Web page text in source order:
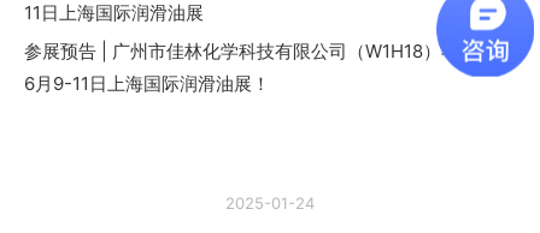
11日上海国际润滑油展
参展预告 | 广州市佳林化学科技有限公司（W1H18）与您相约
6月9-11日上海国际润滑油展！
2025-01-24